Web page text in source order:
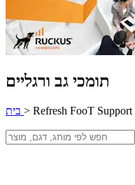
תומכי גב ורגליים
>